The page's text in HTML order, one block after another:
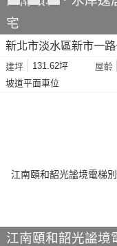
宅
新北市淡水區新市一
建坪 131.62坪 屋齡
坡道平面車位
江南頤和韶光謐境